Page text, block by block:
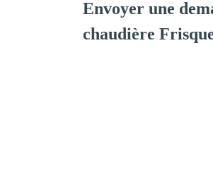
Envoyer une
chaudière